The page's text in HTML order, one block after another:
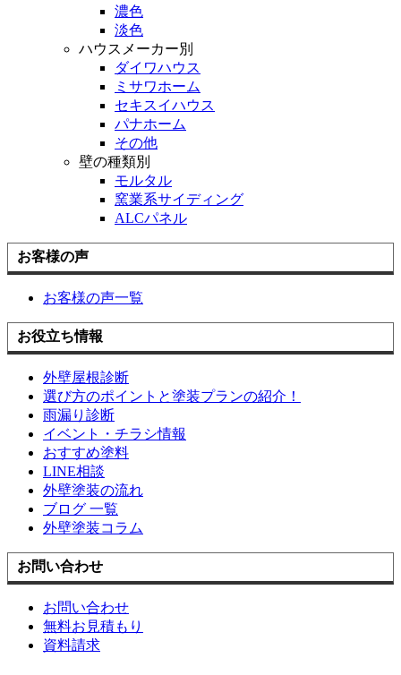
濃色
淡色
ハウスメーカー別
ダイワハウス
ミサワホーム
セキスイハウス
パナホーム
その他
壁の種類別
モルタル
窯業系サイディング
ALCパネル
お客様の声
お客様の声一覧
お役立ち情報
外壁屋根診断
選び方のポイントと塗装プランの紹介！
雨漏り診断
イベント・チラシ情報
おすすめ塗料
LINE相談
外壁塗装の流れ
ブログ 一覧
外壁塗装コラム
お問い合わせ
お問い合わせ
無料お見積もり
資料請求